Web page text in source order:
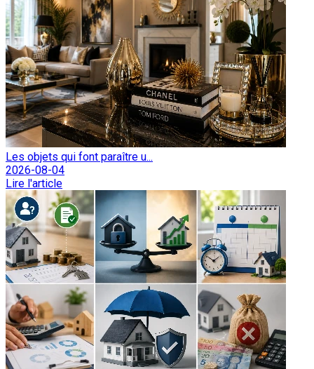
Les objets qui font paraître u...
2026-08-04
Lire l'article